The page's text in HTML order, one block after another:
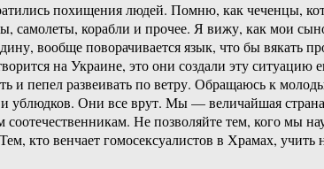
похищения людей. Помню, как чеченцы,
самолеты, корабли и прочее. Я вижу, как мои
вообще поворачивается язык, что бы вякать
на Украине, это они создали эту
пепел развеивать по ветру. Обращаюсь к
ублюдков. Они все врут. Мы — величайшая
Не позволяйте тем, кого мы
кто венчает гомосексуалистов в Храмах, учить